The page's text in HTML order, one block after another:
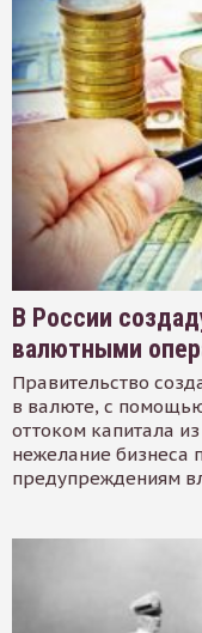
В России
валютными
Правительство
в валюте, с
оттоком капитала
нежелание бизнеса
предупреждениям